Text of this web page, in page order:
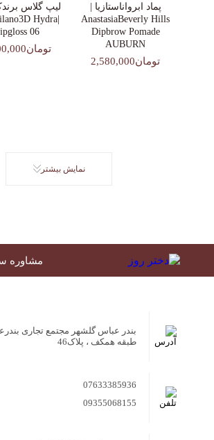
پماد ابرواناستازیا |
AnastasiaBeverly Hills
Dipbrow Pomade
AUBURN
تومان2,580,000
Hydra
06
تومان3,700,000
نمایش بیشتر
مشاوره
بندر عباس گلشهر مجتمع تجاری
طبقه همکف ، پلاک46
07633385936
09355068155